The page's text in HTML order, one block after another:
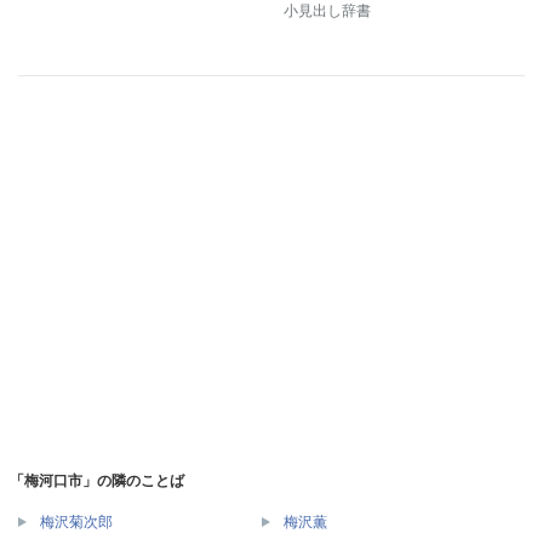
小見出し辞書
「梅河口市」の隣のことば
梅沢菊次郎 梅沢薫